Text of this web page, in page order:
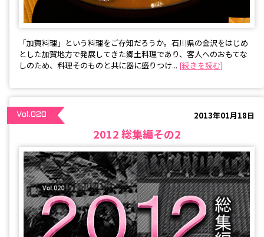
「加賀料理」という料理をご存知だろうか。石川県の金沢をはじめ
とした加賀地方で発展してきた郷土料理であり、客人へのおもてな
しのため、料理そのものと共に器に盛りつけ... [続きを読む]
Vol.020 2013年01月18日
2012 総集編その2